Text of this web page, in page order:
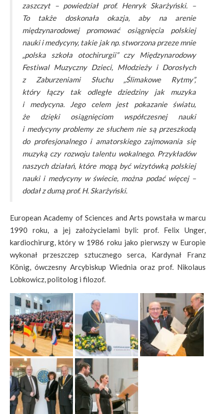
zaszczyt – powiedział prof. Henryk Skarżyński. –
To także doskonała okazja, aby na arenie
międzynarodowej promować osiągnięcia polskiej
nauki i medycyny, takie jak np. stworzona przeze mnie
„polska szkoła otochirurgii” czy Międzynarodowy
Festiwal Muzyczny Dzieci, Młodzieży i Dorosłych
z Zaburzeniami Słuchu „Ślimakowe Rytmy”,
który łączy tak odległe dziedziny jak muzyka
i medycyna. Jego celem jest pokazanie światu,
że dzięki osiągnięciom współczesnej nauki
i medycyny problemy ze słuchem nie są przeszkodą
do profesjonalnego i amatorskiego zajmowania się
muzyką czy rozwoju talentu wokalnego. Przykładów
naszych działań, które mogą być wizytówką polskiej
nauki i medycyny w świecie, można podać więcej –
dodał z dumą prof. H. Skarżyński.
European Academy of Sciences and Arts powstała w marcu
1990 roku, a jej założycielami byli: prof. Felix Unger,
kardiochirurg, który w 1986 roku jako pierwszy w Europie
wykonał przeszczep sztucznego serca, Kardynał Franz
König, ówczesny Arcybiskup Wiednia oraz prof. Nikolaus
Lobkowicz, politolog i filozof.